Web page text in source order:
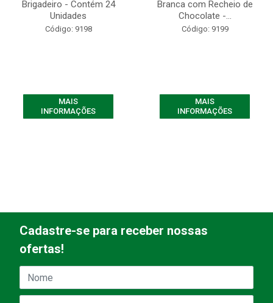
Brigadeiro - Contém 24
Unidades
Código: 9198
MAIS
INFORMAÇÕES
Branca com Recheio de
Chocolate -...
Código: 9199
MAIS
INFORMAÇÕES
Cadastre-se para receber nossas
ofertas!